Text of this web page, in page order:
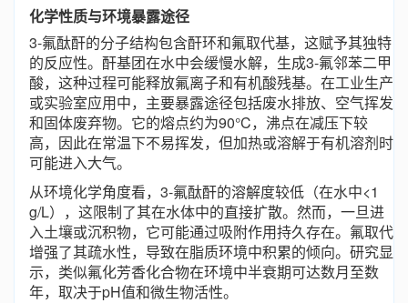
化学性质与环境暴露途径
3-氟酞酐的分子结构包含酐环和氟取代基，这赋予其独特
的反应性。酐基团在水中会缓慢水解，生成3-氟邻苯二甲
酸，这种过程可能释放氟离子和有机酸残基。在工业生产
或实验室应用中，主要暴露途径包括废水排放、空气挥发
和固体废弃物。它的熔点约为90°C，沸点在减压下较
高，因此在常温下不易挥发，但加热或溶解于有机溶剂时
可能进入大气。
从环境化学角度看，3-氟酞酐的溶解度较低（在水中<1
g/L），这限制了其在水体中的直接扩散。然而，一旦进
入土壤或沉积物，它可能通过吸附作用持久存在。氟取代
增强了其疏水性，导致在脂质环境中积累的倾向。研究显
示，类似氟化芳香化合物在环境中半衰期可达数月至数
年，取决于pH值和微生物活性。